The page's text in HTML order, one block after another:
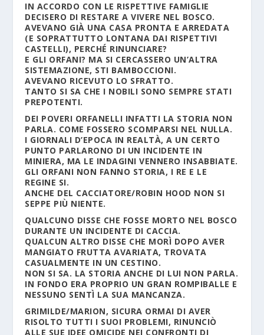
IN ACCORDO CON LE RISPETTIVE FAMIGLIE
DECISERO DI RESTARE A VIVERE NEL BOSCO.
AVEVANO GIÀ UNA CASA PRONTA E ARREDATA
(E SOPRATTUTTO LONTANA DAI RISPETTIVI
CASTELLI), PERCHÉ RINUNCIARE?
E GLI ORFANI? MA SI CERCASSERO UN’ALTRA
SISTEMAZIONE, STI BAMBOCCIONI.
AVEVANO RICEVUTO LO SFRATTO.
TANTO SI SA CHE I NOBILI SONO SEMPRE STATI
PREPOTENTI.
DEI POVERI ORFANELLI INFATTI LA STORIA NON
PARLA. COME FOSSERO SCOMPARSI NEL NULLA.
I GIORNALI D’EPOCA IN REALTÀ, A UN CERTO
PUNTO PARLARONO DI UN INCIDENTE IN
MINIERA, MA LE INDAGINI VENNERO INSABBIATE.
GLI ORFANI NON FANNO STORIA, I RE E LE
REGINE SI.
ANCHE DEL CACCIATORE/ROBIN HOOD NON SI
SEPPE PIÙ NIENTE.
QUALCUNO DISSE CHE FOSSE MORTO NEL BOSCO
DURANTE UN INCIDENTE DI CACCIA.
QUALCUN ALTRO DISSE CHE MORÌ DOPO AVER
MANGIATO FRUTTA AVARIATA, TROVATA
CASUALMENTE IN UN CESTINO.
NON SI SA. LA STORIA ANCHE DI LUI NON PARLA.
IN FONDO ERA PROPRIO UN GRAN ROMPIBALLE E
NESSUNO SENTÌ LA SUA MANCANZA.
GRIMILDE/MARION, SICURA ORMAI DI AVER
RISOLTO TUTTI I SUOI PROBLEMI, RINUNCIÒ
ALLE SUE IDEE OMICIDE NEI CONFRONTI DI